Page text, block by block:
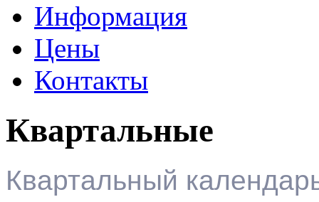
Информация
Цены
Контакты
Квартальные
Квартальный